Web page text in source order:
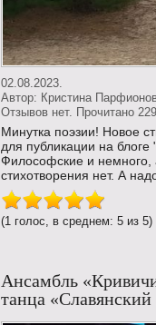
02.08.2023.
Автор: Кристина
Отзывов нет. Прочитано
Минутка поэзии! Новое
для публикации на
Философские и немного,
стихотворения нет. А
(1 голос, в среднем: 5 из 5)
Ансамбль
танца